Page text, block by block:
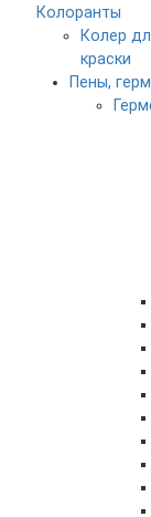
Колоранты
Колер
краски
Пены,